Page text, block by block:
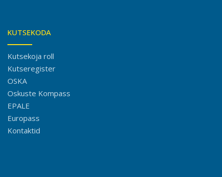
KUTSEKODA
Kutsekoja roll
Kutseregister
OSKA
Oskuste Kompass
EPALE
Europass
Kontaktid